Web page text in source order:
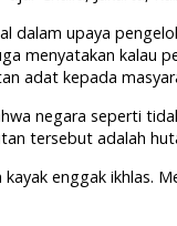
dalam upaya
menyatakan kalau
adat kepada
negara seperti
tersebut adalah
kayak enggak ikhlas.